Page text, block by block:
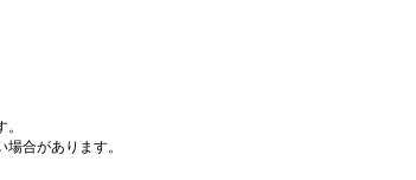
合があります。